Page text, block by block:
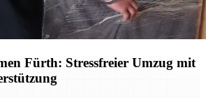
Fürth: Stressfreier Umzug mit